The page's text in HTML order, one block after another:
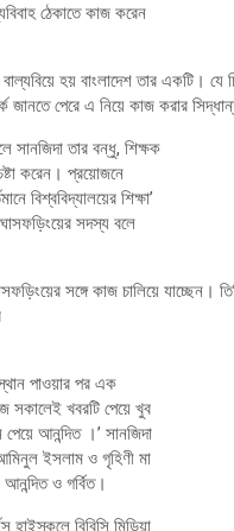
ঠেকাতে কাজ করেন
হয় বাংলাদেশ তার একটি। যে
জানতে পেরে এ নিয়ে কাজ করার
সানজিদা তার বন্ধু, শিক্ষক
করেন। প্রয়োজনে
বিশ্ববিদ্যালয়ের শিক্ষা’
সদস্য বলে
সঙ্গে কাজ চালিয়ে যাচ্ছেন।
স্থান পাওয়ার পর এক
সকালেই খবরটি পেয়ে খুব
আনন্দিত ।’ সানজিদা
ইসলাম ও গৃহিণী মা
ও গর্বিত।
হাইস্কুলে বিবিসি মিডিয়া